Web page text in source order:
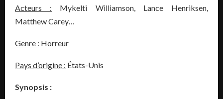
Acteurs : Mykelti Williamson, Lance Henriksen,
Matthew Carey…
Genre : Horreur
Pays d’origine : États-Unis
Synopsis :